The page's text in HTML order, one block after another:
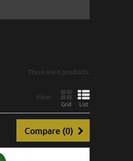
There are 6 products.
View:
Grid List
Compare (0)